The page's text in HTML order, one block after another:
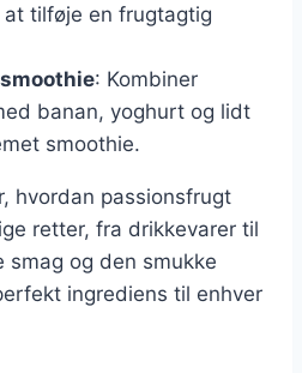
tilføje en frugtagtig
: Kombiner
banan, yoghurt og lidt
smoothie.
hvordan passionsfrugt
retter, fra drikkevarer til
smag og den smukke
ingrediens til enhver